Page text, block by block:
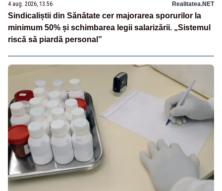
4 aug. 2026, 13:56 Realitatea.NET
Sindicaliștii din Sănătate cer majorarea sporurilor la
minimum 50% și schimbarea legii salarizării. „Sistemul
riscă să piardă personal”